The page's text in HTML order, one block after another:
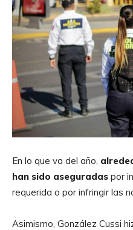
En lo que va del año,
han sido aseguradas por
requerida o por infringir las
Asimismo, González Cussi